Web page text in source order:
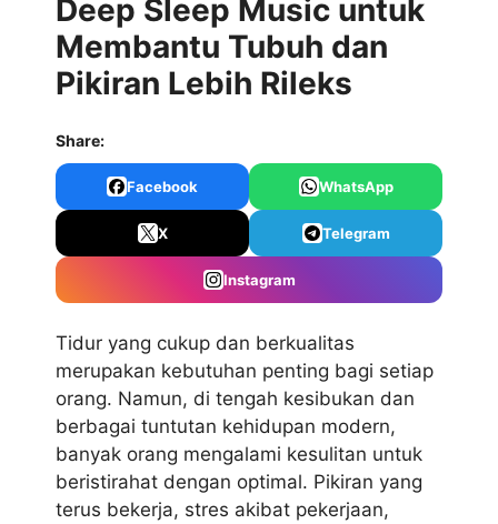
Deep Sleep Music untuk
Membantu Tubuh dan
Pikiran Lebih Rileks
Share:
Facebook WhatsApp
X Telegram
Instagram
Tidur yang cukup dan berkualitas
merupakan kebutuhan penting bagi setiap
orang. Namun, di tengah kesibukan dan
berbagai tuntutan kehidupan modern,
banyak orang mengalami kesulitan untuk
beristirahat dengan optimal. Pikiran yang
terus bekerja, stres akibat pekerjaan,